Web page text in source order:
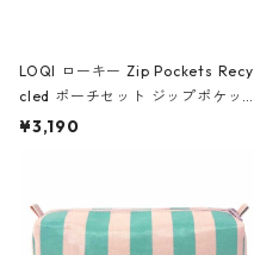
LOQI ローキー Zip Pockets Recy
cled ポーチセット ジップポケット
ファスナーポーチ 撥水加工 トラベ
ーガンディー、オフホワイト
¥3,190